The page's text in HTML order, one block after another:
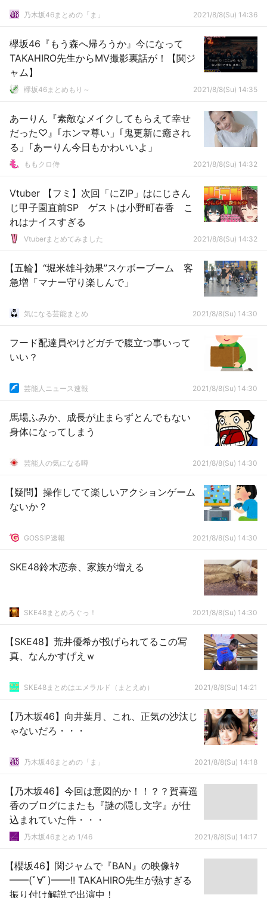
乃木坂46まとめの「ま」 2021/8/8(Su) 14:36
欅坂46『もう森へ帰ろうか』今になって
TAKAHIRO先生からMV撮影裏話が！【関ジ
ャム】
欅坂46まとめもり～ 2021/8/8(Su) 14:35
あーりん『素敵なメイクしてもらえて幸せ
だった♡』｢ホンマ尊い」｢鬼更新に癒され
る」｢あーりん今日もかわいいよ」
ももクロ侍 2021/8/8(Su) 14:32
Vtuber 【フミ】次回「にZIP」はにじさん
じ甲子園直前SP ゲストは小野町春香 こ
れはナイスすぎる
Vtuberまとめてみました 2021/8/8(Su) 14:32
【五輪】“堀米雄斗効果”スケボーブーム 客
急増「マナー守り楽しんで」
気になる芸能まとめ 2021/8/8(Su) 14:30
フード配達員やけどガチで腹立つ事いって
いい？
芸能人ニュース速報 2021/8/8(Su) 14:30
馬場ふみか、成長が止まらずとんでもない
身体になってしまう
芸能人の気になる噂 2021/8/8(Su) 14:30
【疑問】操作してて楽しいアクションゲーム
ないか？
GOSSIP速報 2021/8/8(Su) 14:30
SKE48鈴木恋奈、家族が増える
SKE48まとめろぐっ！ 2021/8/8(Su) 14:30
【SKE48】荒井優希が投げられてるこの写
真、なんかすげえｗ
SKE48まとめはエメラルド（まとえめ） 2021/8/8(Su) 14:21
【乃木坂46】向井葉月、これ、正気の沙汰じ
ゃないだろ・・・
乃木坂46まとめの「ま」 2021/8/8(Su) 14:18
【乃木坂46】今回は意図的か！！？？賀喜遥
香のブログにまたも『謎の隠し文字』が仕
込まれていた件・・・
乃木坂46まとめ 1/46 2021/8/8(Su) 14:17
【櫻坂46】関ジャムで『BAN』の映像ｷﾀ
━━(ﾟ∀ﾟ)━━!! TAKAHIRO先生が熱すぎる
振り付け解説で出演中！